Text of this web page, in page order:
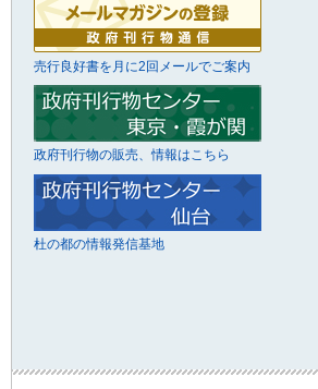
売行良好書を月に2回メールでご案内
政府刊行物の販売、情報はこちら
杜の都の情報発信基地